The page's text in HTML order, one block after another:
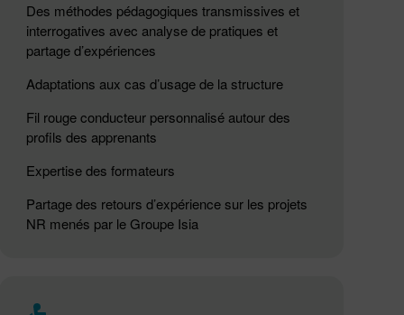
Des méthodes pédagogiques transmissives et
interrogatives avec analyse de pratiques et
partage d’expériences
Adaptations aux cas d’usage de la structure
Fil rouge conducteur personnalisé autour des
profils des apprenants
Expertise des formateurs
Partage des retours d’expérience sur les projets
NR menés par le Groupe Isia